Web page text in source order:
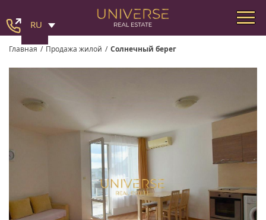
RU
Главная / Продажа жилой / Солнечный берег